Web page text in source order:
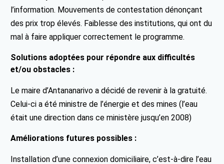
l’information. Mouvements de contestation dénonçant
des prix trop élevés. Faiblesse des institutions, qui ont du
mal à faire appliquer correctement le programme.
Solutions adoptées pour répondre aux difficultés
et/ou obstacles :
Le maire d’Antananarivo a décidé de revenir à la gratuité.
Celui-ci a été ministre de l’énergie et des mines (l’eau
était une direction dans ce ministère jusqu’en 2008)
Améliorations futures possibles :
Installation d’une connexion domiciliaire, c’est-à-dire l’eau